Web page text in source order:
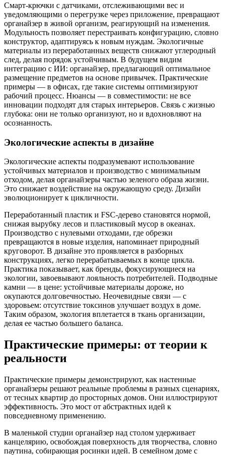
Смарт-крючки с датчиками, отслеживающими вес и
уведомляющими о перегрузке через приложение, превращают
органайзер в живой организм, реагирующий на изменения.
Модульность позволяет перестраивать конфигурацию, словно
конструктор, адаптируясь к новым нуждам. Экологичные
материалы из переработанных веществ снижают углеродный
след, делая порядок устойчивым. В будущем видим
интеграцию с ИИ: органайзер, предлагающий оптимальное
размещение предметов на основе привычек. Практические
примеры — в офисах, где такие системы оптимизируют
рабочий процесс. Нюансы — в совместимости: не все
инновации подходят для старых интерьеров. Связь с жизнью
глубока: они не только организуют, но и вдохновляют на
осознанность.
Экологические аспекты в дизайне
Экологические аспекты подразумевают использование
устойчивых материалов и производство с минимальным
отходом, делая органайзеры частью зеленого образа жизни.
Это снижает воздействие на окружающую среду. Дизайн
эволюционирует к цикличности.
Переработанный пластик и FSC-дерево становятся нормой,
снижая вырубку лесов и пластиковый мусор в океанах.
Производство с нулевыми отходами, где обрезки
превращаются в новые изделия, напоминает природный
круговорот. В дизайне это проявляется в разборных
конструкциях, легко перерабатываемых в конце цикла.
Практика показывает, как бренды, фокусирующиеся на
экологии, завоевывают лояльность потребителей. Подводные
камни — в цене: устойчивые материалы дороже, но
окупаются долговечностью. Неочевидные связи — с
здоровьем: отсутствие токсинов улучшает воздух в доме.
Таким образом, экология вплетается в ткань организации,
делая ее частью большего баланса.
Практические примеры: от теории к
реальности
Практические примеры демонстрируют, как настенные
органайзеры решают реальные проблемы в разных сценариях,
от тесных квартир до просторных домов. Они иллюстрируют
эффективность. Это мост от абстрактных идей к
повседневному применению.
В маленькой студии органайзер над столом удерживает
канцелярию, освобождая поверхность для творчества, словно
паутина, собирающая росинки идей. В семейном доме с